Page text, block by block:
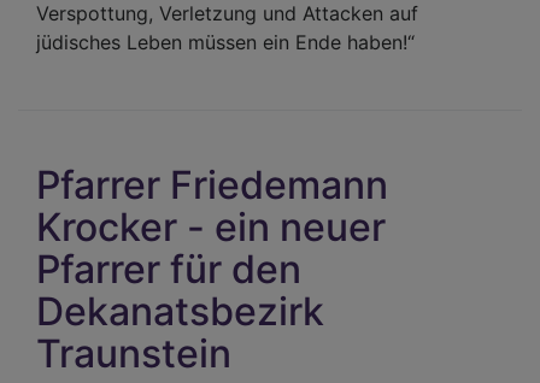
Verspottung, Verletzung und Attacken auf
jüdisches Leben müssen ein Ende haben!“
Pfarrer Friedemann
Krocker - ein neuer
Pfarrer für den
Dekanatsbezirk
Traunstein